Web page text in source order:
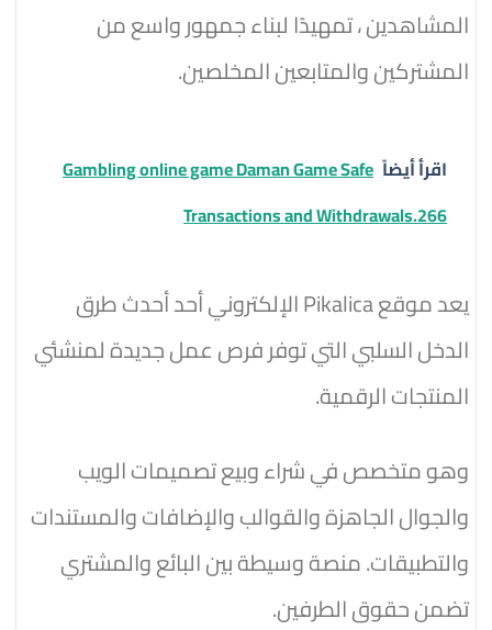
المشاهدين ، تمهيدًا لبناء جمهور واسع من
المشتركين والمتابعين المخلصين.
اقرأ أيضاً Gambling online game Daman Game Safe
Transactions and Withdrawals.266
يعد موقع Pikalica الإلكتروني أحد أحدث طرق
الدخل السلبي التي توفر فرص عمل جديدة لمنشئي
المنتجات الرقمية.
وهو متخصص في شراء وبيع تصميمات الويب
والجوال الجاهزة والقوالب والإضافات والمستندات
والتطبيقات. منصة وسيطة بين البائع والمشتري
تضمن حقوق الطرفين.